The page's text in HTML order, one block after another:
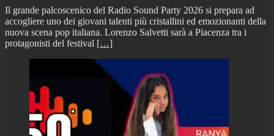
Il grande palcoscenico del Radio Sound Party 2026 si prepara ad
accogliere uno dei giovani talenti più cristallini ed emozionanti della
nuova scena pop italiana. Lorenzo Salvetti sarà a Piacenza tra i
protagonisti del festival […]